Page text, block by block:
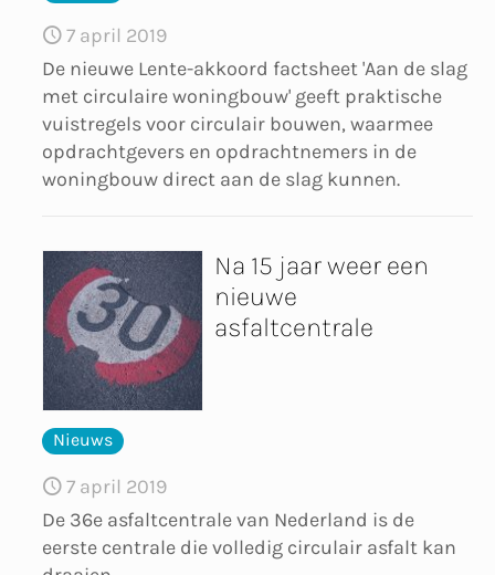
7 april 2019
De nieuwe Lente-akkoord factsheet 'Aan de slag
met circulaire woningbouw' geeft praktische
vuistregels voor circulair bouwen, waarmee
opdrachtgevers en opdrachtnemers in de
woningbouw direct aan de slag kunnen.
Nieuws
Na 15 jaar weer een
nieuwe
asfaltcentrale
7 april 2019
De 36e asfaltcentrale van Nederland is de
eerste centrale die volledig circulair asfalt kan